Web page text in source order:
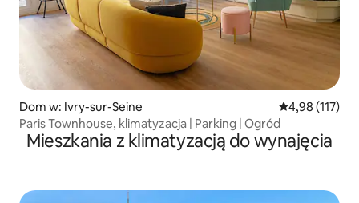
Dom w: Ivry-sur-Seine Średnia
4,98 (117)
Paris Townhouse, klimatyzacja | Parking | Ogród
Mieszkania z klimatyzacją do wynajęcia